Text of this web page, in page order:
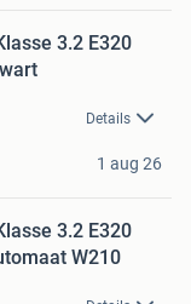
3.2 E320
Details
1 aug 26
3.2 E320
W210